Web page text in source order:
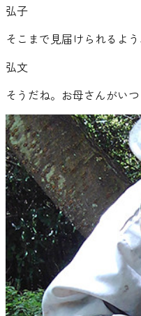
弘子
そこまで見届けられるよ
弘文
そうだね。お母さんがい